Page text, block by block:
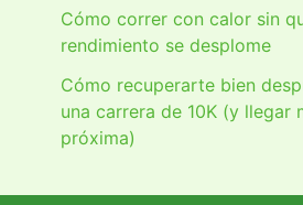
Cómo correr con calor sin
rendimiento se desplome
Cómo recuperarte bien
una carrera de 10K (y llegar
próxima)